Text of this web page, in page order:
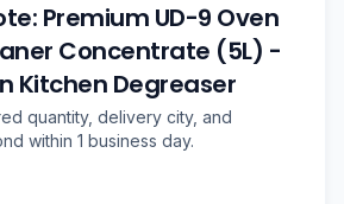
Premium UD-9 Oven
Concentrate (5L) -
Kitchen Degreaser
quantity, delivery city, and
within 1 business day.